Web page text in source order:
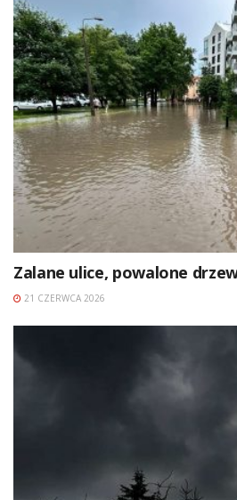
Zalane ulice, powalone
21 CZERWCA 2026